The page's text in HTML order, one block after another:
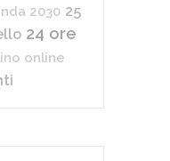
2030 25
24 ore
online